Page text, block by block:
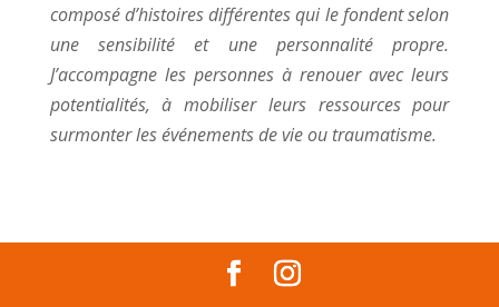
composé d’histoires différentes qui le fondent selon
une sensibilité et une personnalité propre.
J’accompagne les personnes à renouer avec leurs
potentialités, à mobiliser leurs ressources pour
surmonter les événements de vie ou traumatisme.